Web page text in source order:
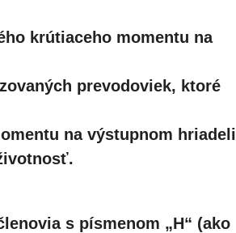
krútiaceho momentu na
prevodoviek, ktoré
na výstupnom hriadeli
s písmenom „H“ (ako